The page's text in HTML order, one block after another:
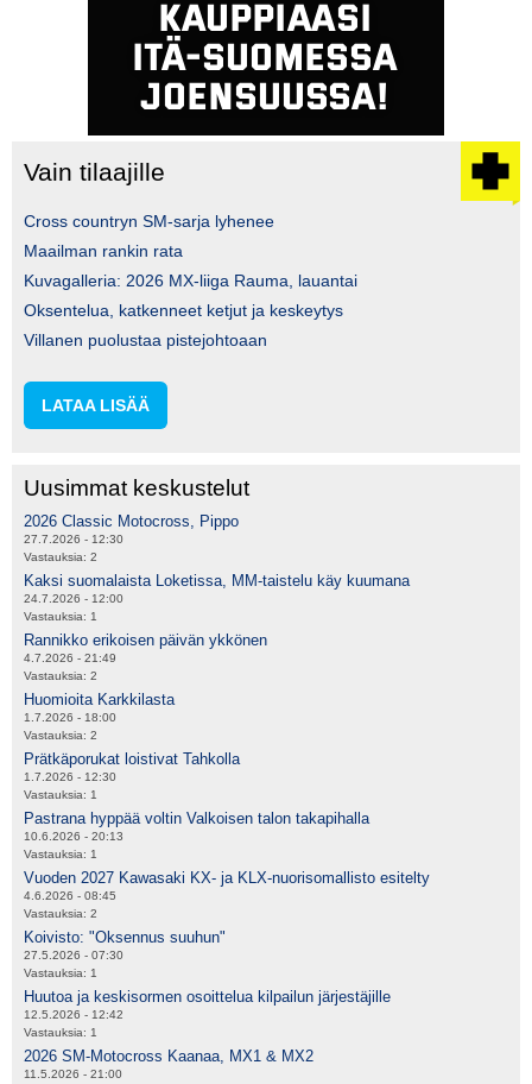
Vain tilaajille
Cross countryn SM-sarja lyhenee
Maailman rankin rata
Kuvagalleria: 2026 MX-liiga Rauma, lauantai
Oksentelua, katkenneet ketjut ja keskeytys
Villanen puolustaa pistejohtoaan
LATAA LISÄÄ
Uusimmat keskustelut
2026 Classic Motocross, Pippo
27.7.2026 - 12:30
Vastauksia: 2
Kaksi suomalaista Loketissa, MM-taistelu käy kuumana
24.7.2026 - 12:00
Vastauksia: 1
Rannikko erikoisen päivän ykkönen
4.7.2026 - 21:49
Vastauksia: 2
Huomioita Karkkilasta
1.7.2026 - 18:00
Vastauksia: 2
Prätkäporukat loistivat Tahkolla
1.7.2026 - 12:30
Vastauksia: 1
Pastrana hyppää voltin Valkoisen talon takapihalla
10.6.2026 - 20:13
Vastauksia: 1
Vuoden 2027 Kawasaki KX- ja KLX-nuorisomallisto esitelty
4.6.2026 - 08:45
Vastauksia: 2
Koivisto: "Oksennus suuhun"
27.5.2026 - 07:30
Vastauksia: 1
Huutoa ja keskisormen osoittelua kilpailun järjestäjille
12.5.2026 - 12:42
Vastauksia: 1
2026 SM-Motocross Kaanaa, MX1 & MX2
11.5.2026 - 21:00